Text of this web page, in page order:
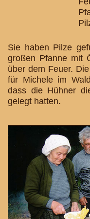
Sie haben Pilze
großen Pfanne mit
über dem Feuer.
für Michele im
dass die Hühner
gelegt hatten.